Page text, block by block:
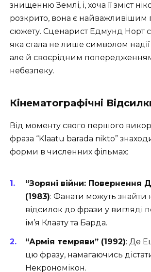
знищенню Землі, і, хоча її зміст
розкрито, вона є найважливішим
сюжету. Сценарист Едмунд Норт
яка стала не лише символом
але й своєрідним
небезпеку.
Кінематографічні
Від моменту свого першого
фраза “Klaatu barada nikto”
форми в численних фільмах:
“Зоряні війни: Повернення
(1983): Фанати можуть знайти
відсилок до фрази у вигляді
ім’я Клаату та Барда.
“Армія темряви” (1992): Де
цю фразу, намагаючись
Некрономікон.